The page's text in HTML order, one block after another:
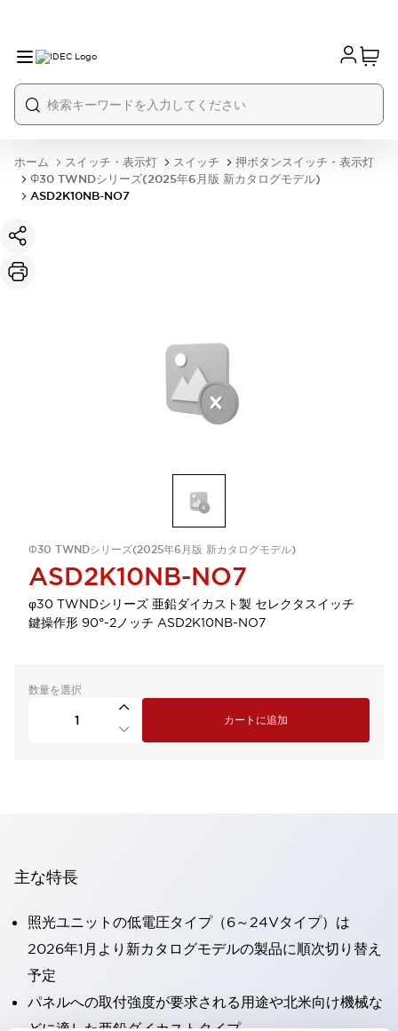
ホーム スイッチ・表示灯 スイッチ
押ボタンスイッチ・表示灯
Φ30 TWNDシリーズ(2025年6月版 新カタログモデル)
ASD2K10NB-NO7
Φ30 TWNDシリーズ(2025年6月版 新カタログモデル)
ASD2K10NB-NO7
φ30 TWNDシリーズ 亜鉛ダイカスト製 セレクタスイッチ
鍵操作形 90°-2ノッチ ASD2K10NB-NO7
数量を選択
カートに追加
主な特長
照光ユニットの低電圧タイプ（6～24Vタイプ）は
2026年1月より新カタログモデルの製品に順次切り替え
予定
パネルへの取付強度が要求される用途や北米向け機械な